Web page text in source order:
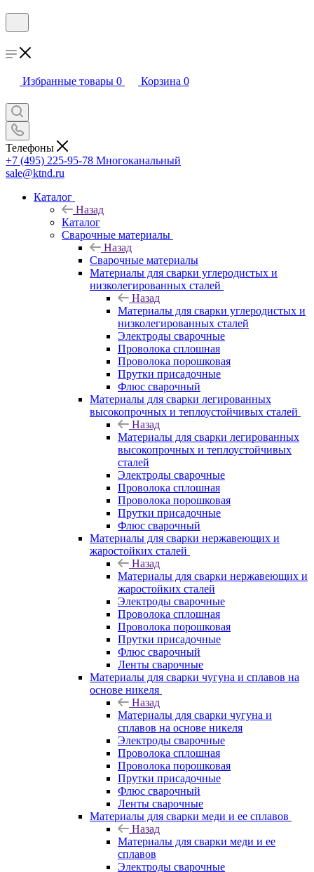
Избранные товары 0 Корзина 0
Телефоны
+7 (495) 225-95-78 Многоканальный
sale@ktnd.ru
Каталог
Назад
Каталог
Сварочные материалы
Назад
Сварочные материалы
Материалы для сварки углеродистых и
низколегированных сталей
Назад
Материалы для сварки углеродистых и
низколегированных сталей
Электроды сварочные
Проволока сплошная
Проволока порошковая
Прутки присадочные
Флюс сварочный
Материалы для сварки легированных
высокопрочных и теплоустойчивых сталей
Назад
Материалы для сварки легированных
высокопрочных и теплоустойчивых
сталей
Электроды сварочные
Проволока сплошная
Проволока порошковая
Прутки присадочные
Флюс сварочный
Материалы для сварки нержавеющих и
жаростойких сталей
Назад
Материалы для сварки нержавеющих и
жаростойких сталей
Электроды сварочные
Проволока сплошная
Проволока порошковая
Прутки присадочные
Флюс сварочный
Ленты сварочные
Материалы для сварки чугуна и сплавов на
основе никеля
Назад
Материалы для сварки чугуна и
сплавов на основе никеля
Электроды сварочные
Проволока сплошная
Проволока порошковая
Прутки присадочные
Флюс сварочный
Ленты сварочные
Материалы для сварки меди и ее сплавов
Назад
Материалы для сварки меди и ее
сплавов
Электроды сварочные